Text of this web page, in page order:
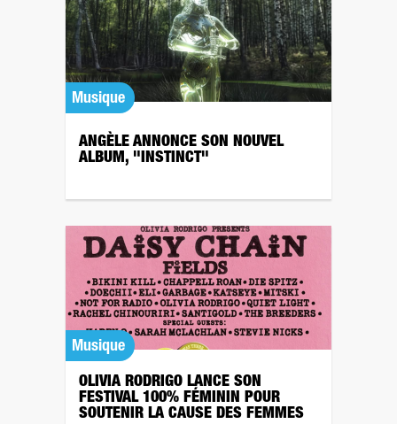
Musique
ANGÈLE ANNONCE SON NOUVEL
ALBUM, "INSTINCT"
Musique
OLIVIA RODRIGO LANCE SON
FESTIVAL 100% FÉMININ POUR
SOUTENIR LA CAUSE DES FEMMES